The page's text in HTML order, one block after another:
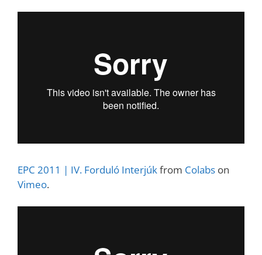
EPC 2011 | IV. Forduló Interjúkfrom Colabs on
Vimeo.